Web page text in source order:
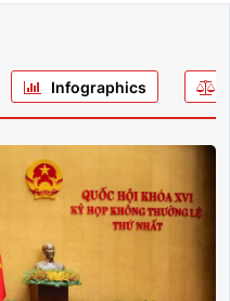
bảo đảm và bồi thường nhà
cho doanh nghiệp, hộ kinh
sản
Nẵng làm việc với Sở Tư
Infographics